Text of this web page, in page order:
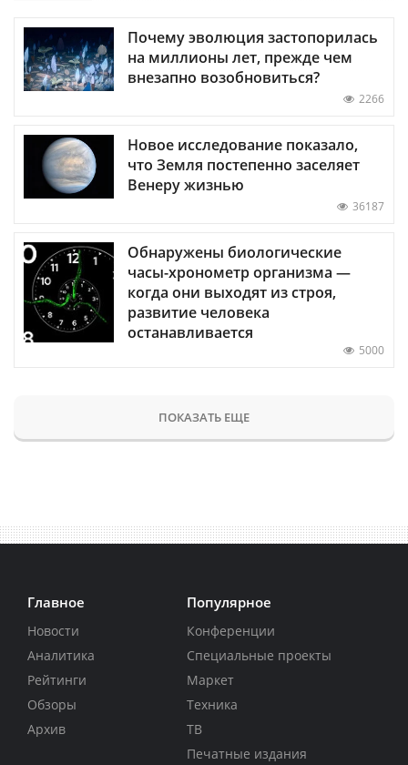
Почему эволюция застопорилась
на миллионы лет, прежде чем
внезапно возобновиться?
2266
Новое исследование показало,
что Земля постепенно заселяет
Венеру жизнью
36187
Обнаружены биологические
часы-хронометр организма —
когда они выходят из строя,
развитие человека
останавливается
5000
ПОКАЗАТЬ ЕЩЕ
Главное
Новости
Аналитика
Рейтинги
Обзоры
Архив
Популярное
Конференции
Специальные проекты
Маркет
Техника
ТВ
Печатные издания